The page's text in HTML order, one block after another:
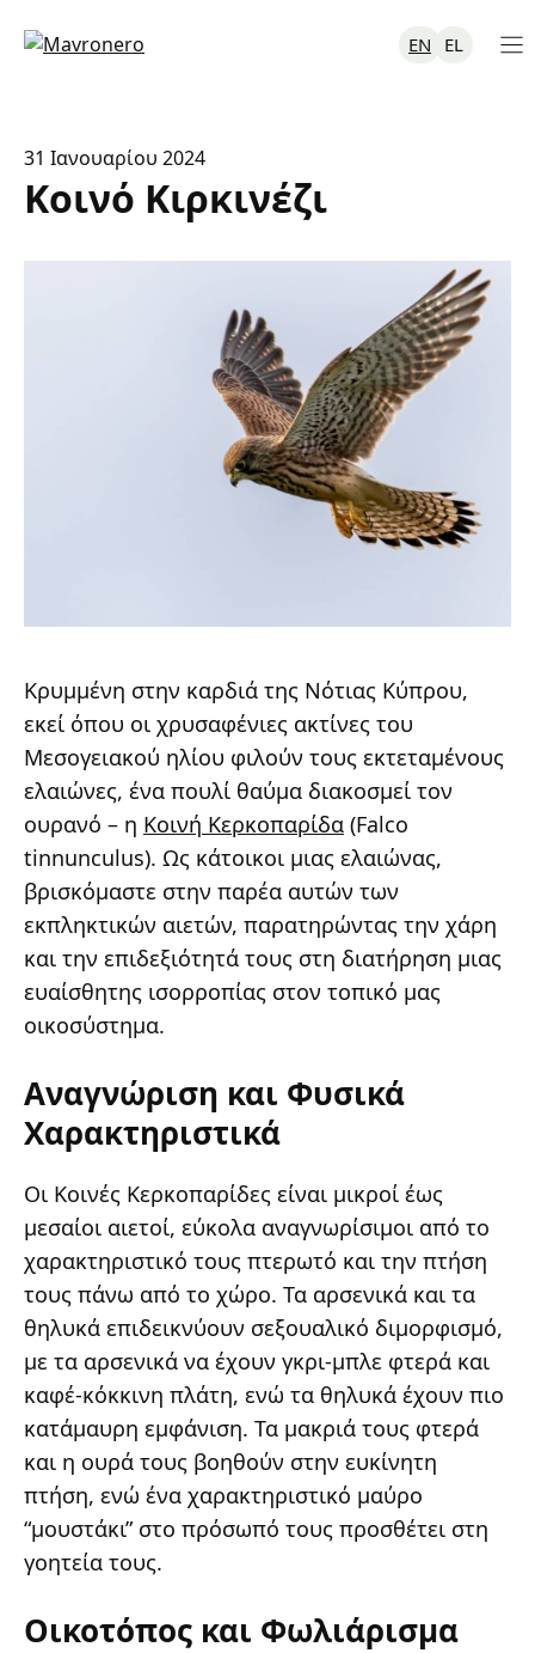
EN EL
31 Ιανουαρίου 2024
Κοινό Κιρκινέζι
Κρυμμένη στην καρδιά της Νότιας Κύπρου,
εκεί όπου οι χρυσαφένιες ακτίνες του
Μεσογειακού ηλίου φιλούν τους εκτεταμένους
ελαιώνες, ένα πουλί θαύμα διακοσμεί τον
ουρανό – η Κοινή Κερκοπαρίδα (Falco
tinnunculus). Ως κάτοικοι μιας ελαιώνας,
βρισκόμαστε στην παρέα αυτών των
εκπληκτικών αιετών, παρατηρώντας την χάρη
και την επιδεξιότητά τους στη διατήρηση μιας
ευαίσθητης ισορροπίας στον τοπικό μας
οικοσύστημα.
Αναγνώριση και Φυσικά
Χαρακτηριστικά
Οι Κοινές Κερκοπαρίδες είναι μικροί έως
μεσαίοι αιετοί, εύκολα αναγνωρίσιμοι από το
χαρακτηριστικό τους πτερωτό και την πτήση
τους πάνω από το χώρο. Τα αρσενικά και τα
θηλυκά επιδεικνύουν σεξουαλικό διμορφισμό,
με τα αρσενικά να έχουν γκρι-μπλε φτερά και
καφέ-κόκκινη πλάτη, ενώ τα θηλυκά έχουν πιο
κατάμαυρη εμφάνιση. Τα μακριά τους φτερά
και η ουρά τους βοηθούν στην ευκίνητη
πτήση, ενώ ένα χαρακτηριστικό μαύρο
“μουστάκι” στο πρόσωπό τους προσθέτει στη
γοητεία τους.
Οικοτόπος και Φωλιάρισμα